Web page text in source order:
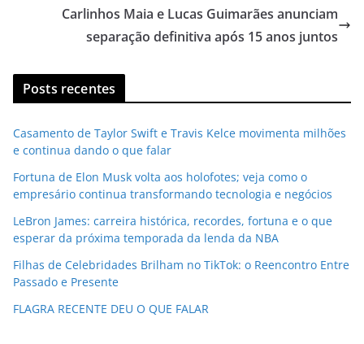
Carlinhos Maia e Lucas Guimarães anunciam
separação definitiva após 15 anos juntos
Posts recentes
Casamento de Taylor Swift e Travis Kelce movimenta milhões
e continua dando o que falar
Fortuna de Elon Musk volta aos holofotes; veja como o
empresário continua transformando tecnologia e negócios
LeBron James: carreira histórica, recordes, fortuna e o que
esperar da próxima temporada da lenda da NBA
Filhas de Celebridades Brilham no TikTok: o Reencontro Entre
Passado e Presente
FLAGRA RECENTE DEU O QUE FALAR